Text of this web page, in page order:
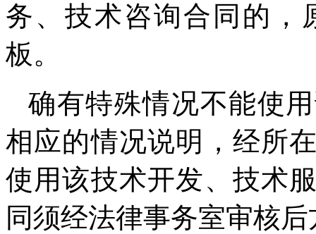
务、技术咨询合同的，
板。
确有特殊情况不能使
相应的情况说明，经所
使用该技术开发、技术
同须经法律事务室审核